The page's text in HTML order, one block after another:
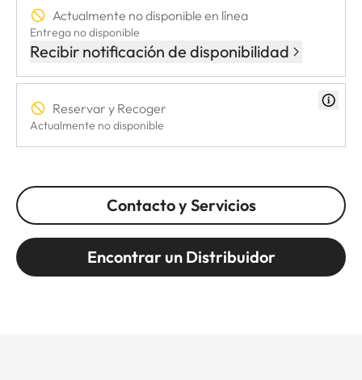
Actualmente no disponible en línea
Entrega no disponible
Recibir notificación de disponibilidad
Reservar y Recoger
Actualmente no disponible
Contacto y Servicios
Encontrar un Distribuidor